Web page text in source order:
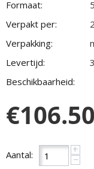
Formaat:
Verpakt per:
Verpakking:
Levertijd:
Beschikbaarheid:
€106.50
Aantal: +
−